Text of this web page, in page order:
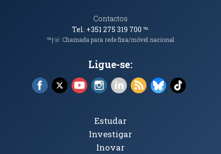
Contactos
Tel. +351 275 319 700℡
℡|☏ Chamada para rede fixa/móvel nacional
Ligue-se:
Facebook (abre em nova janela)
X (abre em nova janela)
YouTube (abre em nova janela)
Instagram (abre em nova janela)
LinkedIn (abre em nova
RSS (abre em nova
Bluesky (abre
TikTok
Tópicos Principais
Estudar
Investigar
Inovar